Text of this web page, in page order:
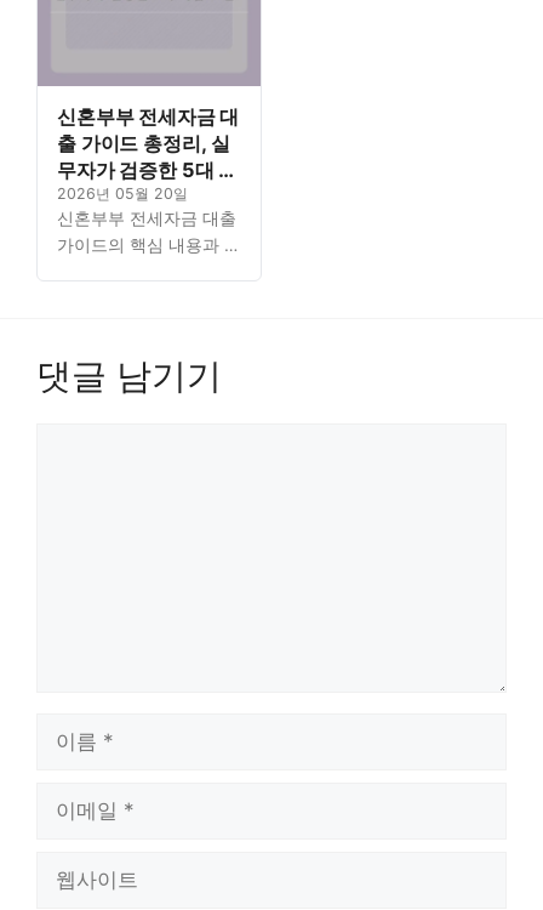
신혼부부 전세자금 대
출 가이드 총정리, 실
무자가 검증한 5대 핵
심 포인트
2026년 05월 20일
신혼부부 전세자금 대출
가이드의 핵심 내용과 자
분석했으니 대출의 모든
댓글 남기기